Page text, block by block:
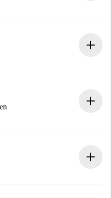
Informationen im Voraus.
belasten, wenn der
muss, entstehen keine